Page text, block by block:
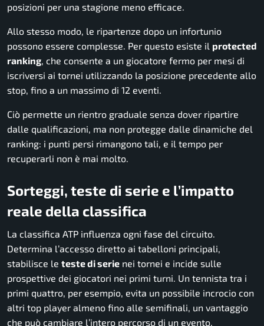
posizioni per una stagione meno efficace.
Allo stesso modo, le ripartenze dopo un infortunio
possono essere complesse. Per questo esiste il protected
ranking , che consente a un giocatore fermo per mesi di
iscriversi ai tornei utilizzando la posizione precedente allo
stop, fino a un massimo di 12 eventi.
Ciò permette un rientro graduale senza dover ripartire
dalle qualificazioni, ma non protegge dalle dinamiche del
ranking: i punti persi rimangono tali, e il tempo per
recuperarli non è mai molto.
Sorteggi, teste di serie e l’impatto
reale della classifica
La classifica ATP influenza ogni fase del circuito.
Determina l’accesso diretto ai tabelloni principali,
stabilisce le teste di serie nei tornei e incide sulle
prospettive dei giocatori nei primi turni. Un tennista tra i
primi quattro, per esempio, evita un possibile incrocio con
altri top player almeno fino alle semifinali, un vantaggio
che può cambiare l’intero percorso di un evento.